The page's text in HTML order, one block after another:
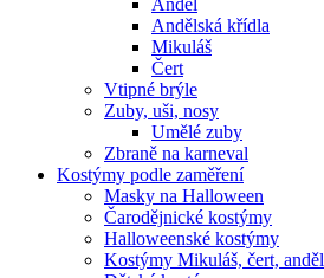
Andělská křídla
Mikuláš
Čert
Vtipné brýle
Zuby, uši, nosy
Umělé zuby
Zbraně na karneval
Kostýmy podle zaměření
Masky na Halloween
Čarodějnické kostýmy
Halloweenské kostýmy
Kostýmy Mikuláš, čert, anděl